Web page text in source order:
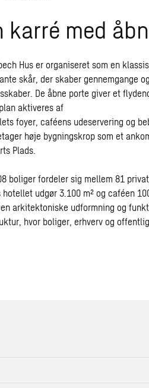
karré med
Hus er organiseret som en
skår, der skaber gennemgange
De åbne porte giver et
aktiveres af
foyer, caféens udeservering og
høje bygningskrop som et
Plads.
boliger fordeler sig mellem 81
hotellet udgør 3.100 m² og caféen
arkitektoniske udformning og
hvor boliger, erhverv og